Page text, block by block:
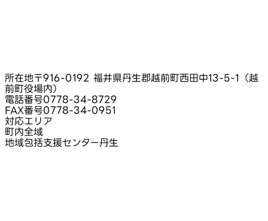
所在地〒916-0192 福井県丹生郡越前町西田中13-5-1（越
前町役場内）
電話番号0778-34-8729
FAX番号0778-34-0951
対応エリア
町内全域
地域包括支援センター丹生